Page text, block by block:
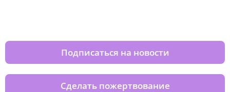
Подписаться на новости
Сделать пожертвование